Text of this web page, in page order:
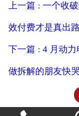
上一篇 : 一个收
效付费才是真出路
下一篇 : 4 月动
做拆解的朋友快